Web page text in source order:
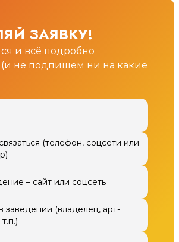
ЗАЯВКУ!
и всё подробно
(и не подпишем ни на какие
(телефон, соцсети или
– сайт или соцсеть
заведении (владелец, арт-